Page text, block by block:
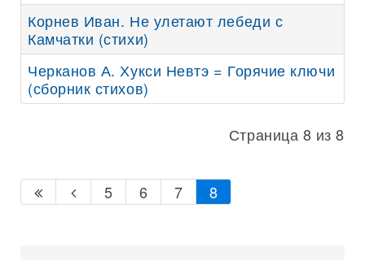
Корнев Иван. Не улетают лебеди с
Камчатки (стихи)
Черканов А. Хукси Невтэ = Горячие ключи
(сборник стихов)
Страница 8 из 8
5 6 7 8